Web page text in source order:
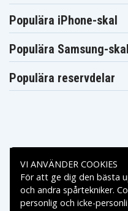
Populära iPhone-skal
Populära Samsung-skal
Populära reservdelar
Betalningsalternativ
Leveransalternativ
VI ANVÄNDER COOKIES
För att ge dig den bästa
och andra spårtekniker.
personlig och icke-